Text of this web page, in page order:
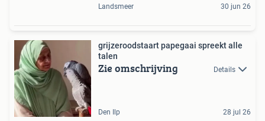
Landsmeer 30 jun 26
grijzeroodstaart papegaai spreekt alle
talen
Zie omschrijving Details
Den Ilp 28 jul 26